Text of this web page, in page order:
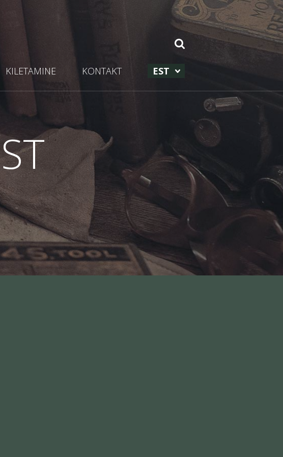
KILETAMINE KONTAKT EST